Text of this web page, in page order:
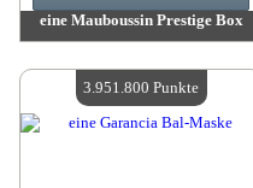
eine Mauboussin Prestige Box
Verfügbare Menge:4
3.951.800 Punkte